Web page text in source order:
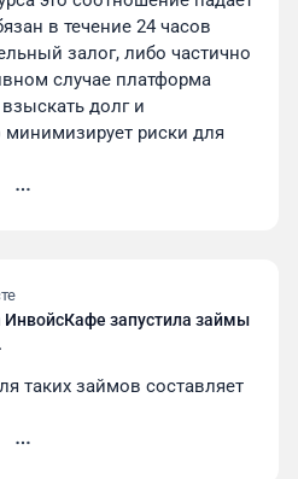
в течение 24 часов
залог, либо частично
случае платформа
долг и
минимизирует риски для
запустила займы
таких займов составляет